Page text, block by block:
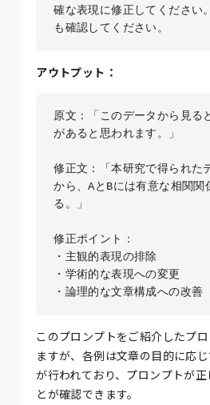
確な表現に修正してください
も確認してください。
アウトプット：
原文：「このデータから見る
があると思われます。」
修正文：「本研究で得られた
から、AとBには有意な相関関
る。」
修正ポイント：
・主観的表現の排除
・学術的な表現への変更
このプロンプトをご紹介したプ
ますが、各例は文章の目的に応
が行われており、プロンプトが
とが確認できます。